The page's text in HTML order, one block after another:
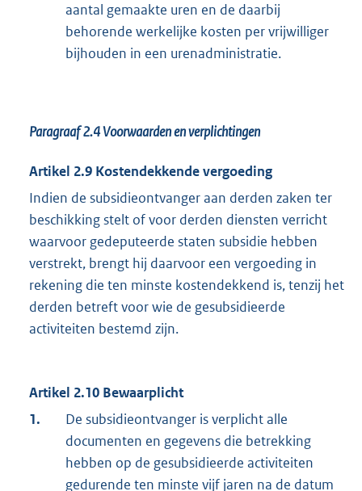
aantal gemaakte uren en de daarbij
behorende werkelijke kosten per vrijwilliger
bijhouden in een urenadministratie.
Paragraaf 2.4Voorwaarden en verplichtingen
Artikel 2.9 Kostendekkende vergoeding
Indien de subsidieontvanger aan derden zaken ter
beschikking stelt of voor derden diensten verricht
waarvoor gedeputeerde staten subsidie hebben
verstrekt, brengt hij daarvoor een vergoeding in
rekening die ten minste kostendekkend is, tenzij het
derden betreft voor wie de gesubsidieerde
activiteiten bestemd zijn.
Artikel 2.10 Bewaarplicht
1.
De subsidieontvanger is verplicht alle
documenten en gegevens die betrekking
hebben op de gesubsidieerde activiteiten
gedurende ten minste vijf jaren na de datum